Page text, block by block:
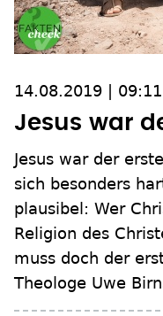
14.08.2019 | 09:11
Jesus war
Jesus war der
sich besonders
plausibel: Wer
Religion des
muss doch der
Theologe Uwe